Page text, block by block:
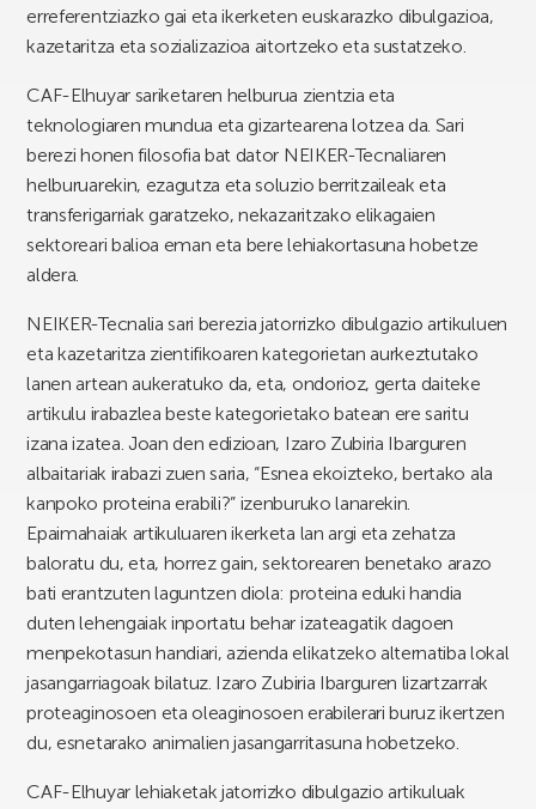
erreferentziazko gai eta ikerketen euskarazko dibulgazioa,
kazetaritza eta sozializazioa aitortzeko eta sustatzeko.
CAF-Elhuyar sariketaren helburua zientzia eta
teknologiaren mundua eta gizartearena lotzea da. Sari
berezi honen filosofia bat dator NEIKER-Tecnaliaren
helburuarekin, ezagutza eta soluzio berritzaileak eta
transferigarriak garatzeko, nekazaritzako elikagaien
sektoreari balioa eman eta bere lehiakortasuna hobetze
aldera.
NEIKER-Tecnalia sari berezia jatorrizko dibulgazio artikuluen
eta kazetaritza zientifikoaren kategorietan aurkeztutako
lanen artean aukeratuko da, eta, ondorioz, gerta daiteke
artikulu irabazlea beste kategorietako batean ere saritu
izana izatea. Joan den edizioan, Izaro Zubiria Ibarguren
albaitariak irabazi zuen saria, “Esnea ekoizteko, bertako ala
kanpoko proteina erabili?” izenburuko lanarekin.
Epaimahaiak artikuluaren ikerketa lan argi eta zehatza
baloratu du, eta, horrez gain, sektorearen benetako arazo
bati erantzuten laguntzen diola: proteina eduki handia
duten lehengaiak inportatu behar izateagatik dagoen
menpekotasun handiari, azienda elikatzeko alternatiba lokal
jasangarriagoak bilatuz. Izaro Zubiria Ibarguren lizartzarrak
proteaginosoen eta oleaginosoen erabilerari buruz ikertzen
du, esnetarako animalien jasangarritasuna hobetzeko.
CAF-Elhuyar lehiaketak jatorrizko dibulgazio artikuluak